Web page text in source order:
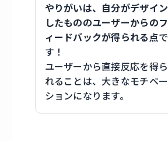
やりがいは、自分がデザイン
したもののユーザーからのフ
ィードバックが得られる点で
す！
ユーザーから直接反応を得ら
れることは、大きなモチベー
ションになります。